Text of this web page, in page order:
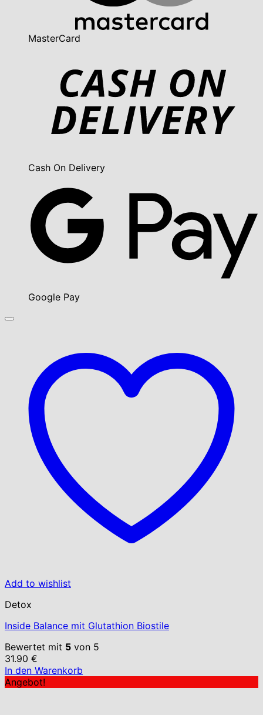
MasterCard
Cash On Delivery
Google Pay
Add to wishlist
Detox
Inside Balance mit Glutathion Biostile
Bewertet mit 5 von 5
31.90 €
In den Warenkorb
Angebot!